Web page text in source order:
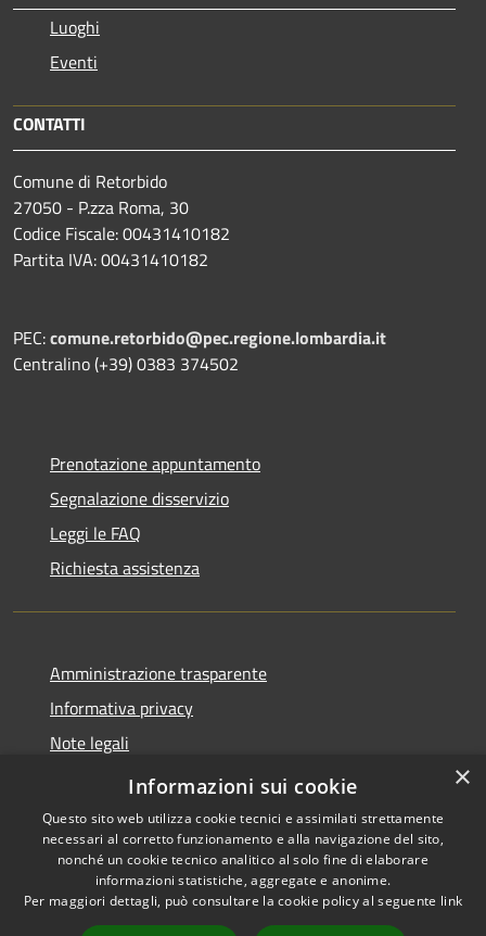
Luoghi
Eventi
CONTATTI
Comune di Retorbido
27050 - P.zza Roma, 30
Codice Fiscale: 00431410182
Partita IVA: 00431410182
PEC:comune.retorbido@pec.regione.lombardia.it
Centralino (+39) 0383 374502
Prenotazione appuntamento
Segnalazione disservizio
Leggi le FAQ
Richiesta assistenza
Amministrazione trasparente
Informativa privacy
Note legali
Dichiarazione di accessibilità
Accessibilità
Copyright © 2026 • Comune di
Retorbido • Powered by
×
Informazioni sui cookie
Questo sito web utilizza cookie tecnici e assimilati strettamente
necessari al corretto funzionamento e alla navigazione del sito,
nonché un cookie tecnico analitico al solo fine di elaborare
informazioni statistiche, aggregate e anonime.
Per maggiori dettagli, può consultare la cookie policy al seguente link